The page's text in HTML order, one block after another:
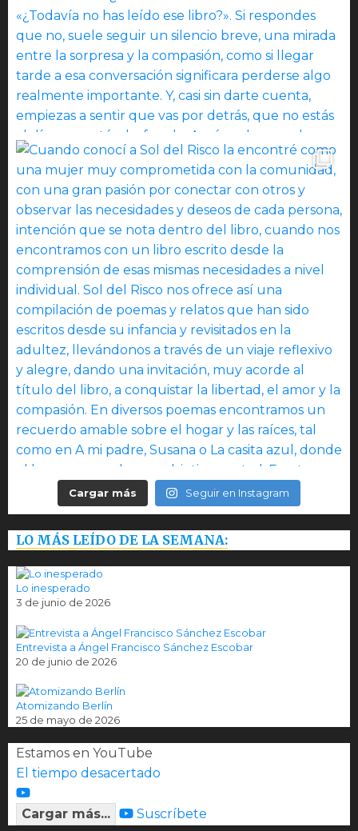
Cargar más Seguir en Instagram
LO MÁS LEÍDO DE LA SEMANA:
Lo inesperado
3 de junio de 2026
Entrevista a Ángel Francisco Sánchez Escobar
20 de junio de 2026
Atomizando Berlín
25 de mayo de 2026
Estamos en YouTube
El tiempo desacertado
Cargar más... Suscríbete